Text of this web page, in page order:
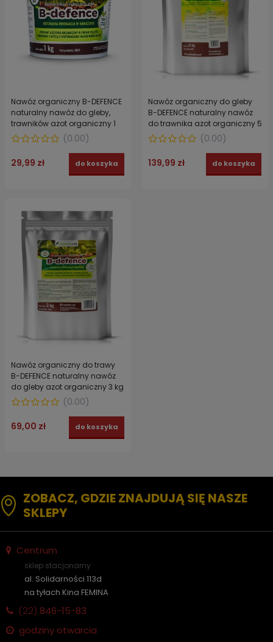
Nawóz organiczny B-DEFENCE
naturalny nawóz do gleby,
trawników azot organiczny 1
kg
(0.00)
29,99 zł do koszyka
Nawóz organiczny do gleby
B-DEFENCE naturalny nawóz
do trawnika azot organiczny 5
kg
(0.00)
139,99 zł do koszyka
Nawóz organiczny do trawy
B-DEFENCE naturalny nawóz
do gleby azot organiczny 3 kg
(0.00)
69,00 zł do koszyka
ZOBACZ, GDZIE ZNAJDUJĄ SIĘ NASZE
SKLEPY
Centrum
sklep stacjonarny
al. Solidarności 113d
na tyłach Kina FEMINA
(22) 846-15-83
godziny otwarcia